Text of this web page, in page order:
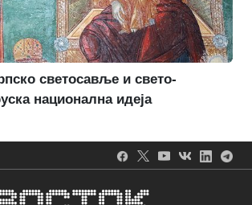
светосавље и свето-
национална идеја